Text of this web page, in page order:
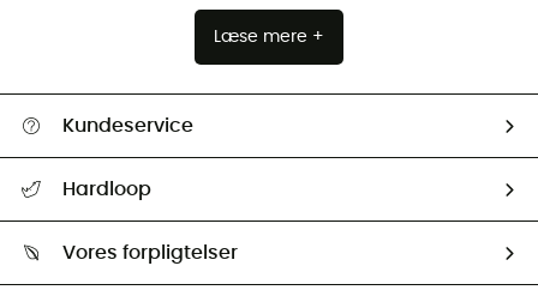
Læse mere +
Kundeservice
Returnering & Tilbagebetaling
Hardloop
Vores forpligtelser